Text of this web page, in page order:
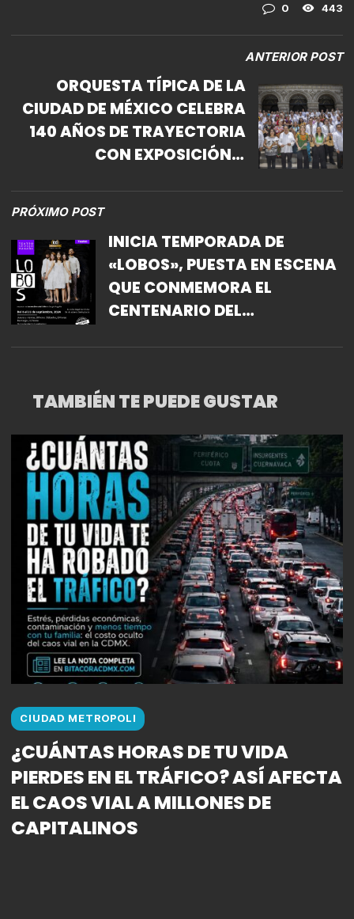
0 443
ANTERIOR POST
ORQUESTA TÍPICA DE LA
CIUDAD DE MÉXICO CELEBRA
140 AÑOS DE TRAYECTORIA
CON EXPOSICIÓN Y
PRÓXIMO POST
INICIA TEMPORADA DE
«LOBOS», PUESTA EN ESCENA
QUE CONMEMORA EL
CENTENARIO DEL
TAMBIÉN TE PUEDE GUSTAR
CIUDAD METROPOLI
¿CUÁNTAS HORAS DE TU VIDA
PIERDES EN EL TRÁFICO? ASÍ AFECTA
EL CAOS VIAL A MILLONES DE
CAPITALINOS